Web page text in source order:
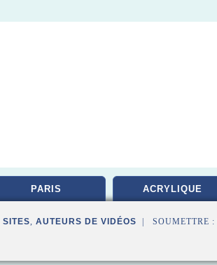
PARIS ACRYLIQUE
SITES, AUTEURS DE VIDÉOS | SOUMETTRE :